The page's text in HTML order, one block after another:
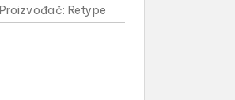
Proizvođač: Retype